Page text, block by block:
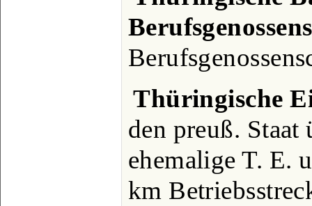
Thüringische
den preuß. Staat
ehemalige T. E.
km